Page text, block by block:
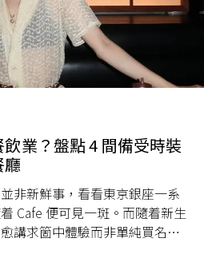
業？盤點 4 間備受時裝
廳
非新鮮事，看看東京銀座一系
Cafe 便可見一斑。而隨着新生
講求箇中體驗而非單純買名